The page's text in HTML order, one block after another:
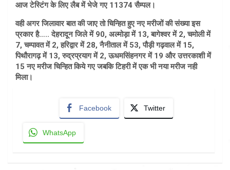
आज टेस्टिंग के लिए लैब में भेजे गए 11374 सैम्पल।
वही अगर जिलावार बात की जाए तो चिन्हित हुए नए मरीजों की संख्या इस
प्रकार है….. देहरादून जिले में 90, अल्मोड़ा में 13, बागेश्वर में 2, चमोली में
7, चम्पावत में 2, हरिद्वार में 28, नैनीताल में 53, पौड़ी गढ़वाल में 15,
पिथौरागढ़ में 13, रुद्रप्रयाग में 2, ऊधमसिंहनगर में 19 और उत्तरकाशी में
15 नए मरीज चिन्हित किये गए जबकि टिहरी में एक भी नया मरीज नही
मिला।
Facebook Twitter
WhatsApp